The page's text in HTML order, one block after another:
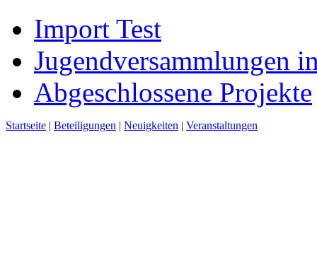
Import Test
Jugendversammlungen
Abgeschlossene Projekte
Startseite | Beteiligungen | Neuigkeiten | Veranstaltungen